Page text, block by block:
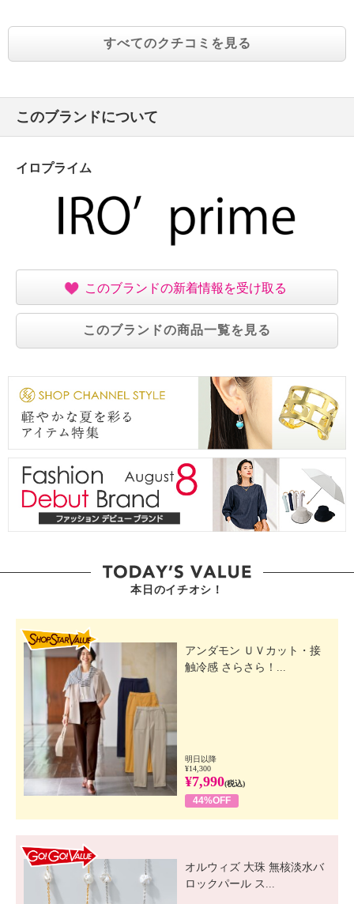
すべてのクチコミを見る
このブランドについて
イロプライム
このブランドの新着情報を受け取る
このブランドの商品一覧を見る
本日のイチオシ！
アンダモン ＵＶカット・接
触冷感 さらさら！...
明日以降
¥14,300
¥7,990(税込)
44%OFF
オルウィズ 大珠 無核淡水バ
ロックパール ス...